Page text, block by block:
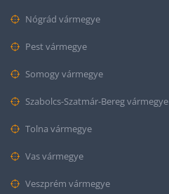
Nógrád vármegye
Pest vármegye
Somogy vármegye
Szabolcs-Szatmár-Bereg vármegye
Tolna vármegye
Vas vármegye
Veszprém vármegye